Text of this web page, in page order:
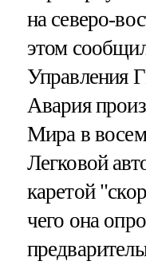
на северо-
этом
Управления
Авария
Мира в
Легковой
каретой
чего она